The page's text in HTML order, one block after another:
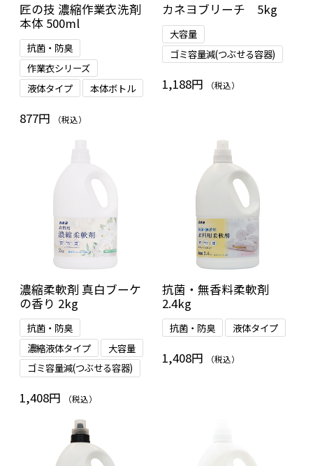
匠の技 濃縮作業衣洗剤
本体 500ml
抗菌・防臭
作業衣シリーズ
液体タイプ
本体ボトル
877円 （税込）
カネヨブリーチ 5kg
大容量
ゴミ容量減(つぶせる容器)
1,188円 （税込）
濃縮柔軟剤 真白ブーケ
の香り 2kg
抗菌・防臭
濃縮液体タイプ
大容量
ゴミ容量減(つぶせる容器)
1,408円 （税込）
抗菌・無香料柔軟剤
2.4kg
抗菌・防臭 液体タイプ
1,408円 （税込）